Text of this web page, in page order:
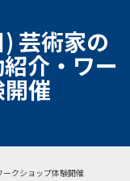
芸術家の
介・ワー
催
ークショップ体験開催